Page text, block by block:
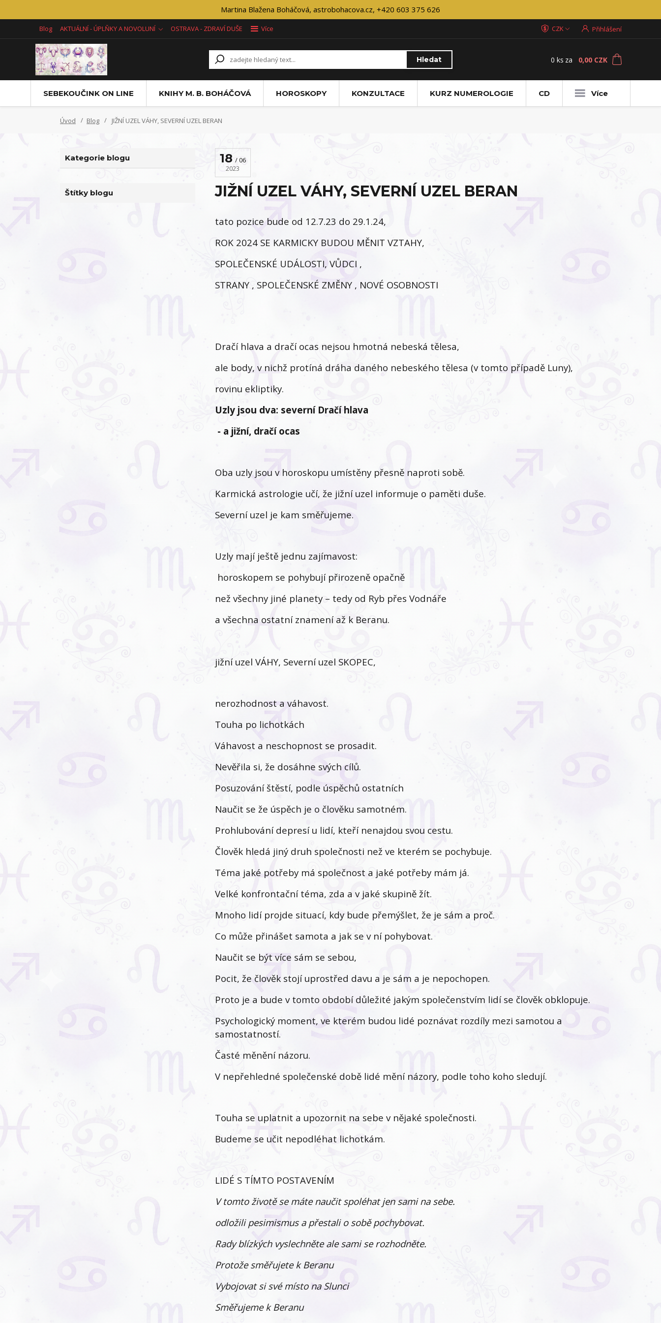
Martina Blažena Boháčová, astrobohacova.cz, +420 603 375 626
Blog AKTUÁLNÍ - ÚPLŇKY A NOVOLUNÍ OSTRAVA - ZDRAVÍ DUŠE Více CZK Přihlášení
Hledat 0 ks za 0,00 CZK
SEBEKOUČINK ON LINE KNIHY M. B. BOHÁČOVÁ HOROSKOPY KONZULTACE KURZ NUMEROLOGIE CD Více
Úvod Blog JIŽNÍ UZEL VÁHY, SEVERNÍ UZEL BERAN
Kategorie blogu
Štítky blogu
18
06
2023
JIŽNÍ UZEL VÁHY, SEVERNÍ UZEL BERAN
tato pozice bude od 12.7.23 do 29.1.24,
ROK 2024 SE KARMICKY BUDOU MĚNIT VZTAHY,
SPOLEČENSKÉ UDÁLOSTI, VŮDCI ,
STRANY , SPOLEČENSKÉ ZMĚNY , NOVÉ OSOBNOSTI
Dračí hlava a dračí ocas nejsou hmotná nebeská tělesa,
ale body, v nichž protíná dráha daného nebeského tělesa (v tomto případě Luny),
rovinu ekliptiky.
Uzly jsou dva: severní Dračí hlava
- a jižní, dračí ocas
Oba uzly jsou v horoskopu umístěny přesně naproti sobě.
Karmická astrologie učí, že jižní uzel informuje o paměti duše.
Severní uzel je kam směřujeme.
Uzly mají ještě jednu zajímavost:
horoskopem se pohybují přirozeně opačně
než všechny jiné planety – tedy od Ryb přes Vodnáře
a všechna ostatní znamení až k Beranu.
jižní uzel VÁHY, Severní uzel SKOPEC,
nerozhodnost a váhavost.
Touha po lichotkách
Váhavost a neschopnost se prosadit.
Nevěřila si, že dosáhne svých cílů.
Posuzování štěstí, podle úspěchů ostatních
Naučit se že úspěch je o člověku samotném.
Prohlubování depresí u lidí, kteří nenajdou svou cestu.
Člověk hledá jiný druh společnosti než ve kterém se pochybuje.
Téma jaké potřeby má společnost a jaké potřeby mám já.
Velké konfrontační téma, zda a v jaké skupině žít.
Mnoho lidí projde situací, kdy bude přemýšlet, že je sám a proč.
Co může přinášet samota a jak se v ní pohybovat.
Naučit se být více sám se sebou,
Pocit, že člověk stojí uprostřed davu a je sám a je nepochopen.
Proto je a bude v tomto období důležité jakým společenstvím lidí se člověk obklopuje.
Psychologický moment, ve kterém budou lidé poznávat rozdíly mezi samotou a
samostatností.
Časté měnění názoru.
V nepřehledné společenské době lidé mění názory, podle toho koho sledují.
Touha se uplatnit a upozornit na sebe v nějaké společnosti.
Budeme se učit nepodléhat lichotkám.
LIDÉ S TÍMTO POSTAVENÍM
V tomto životě se máte naučit spoléhat jen sami na sebe.
odložili pesimismus a přestali o sobě pochybovat.
Rady blízkých vyslechněte ale sami se rozhodněte.
Protože směřujete k Beranu
Vybojovat si své místo na Slunci
Směřujeme k Beranu